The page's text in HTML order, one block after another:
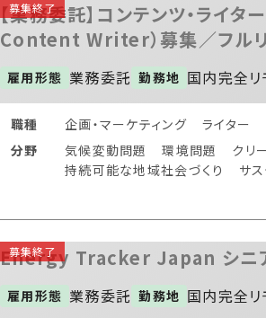
【業務委託】コンテンツ・ライ
Content Writer）募集／フル
雇用形態 業務委託 勤務地 国内完全リ
職種 企画・マーケティング
ライター
分野
気候変動問題 環境問題
クリ
持続可能な地域社会づくり
サ
Energy Tracker Japan シニ
雇用形態 業務委託 勤務地 国内完全リ